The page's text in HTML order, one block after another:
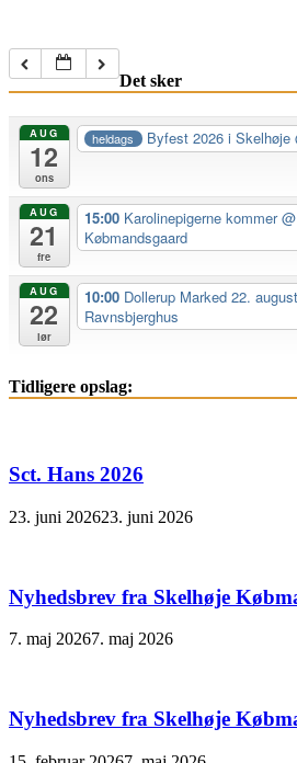
Det sker
AUG
12
ons
heldags Byfest 2026 i Skelhøje
AUG
21
fre
15:00 Karolinepigerne kommer
Købmandsgaard
AUG
22
lør
10:00 Dollerup Marked 22.
Ravnsbjerghus
Tidligere opslag:
Sct. Hans 2026
23. juni 202623. juni 2026
Nyhedsbrev fra Skelhøje
7. maj 20267. maj 2026
Nyhedsbrev fra Skelhøje